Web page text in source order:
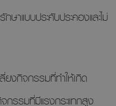
าแบบประคับประคองและไม่
งกิจกรรมที่ทำให้เกิด
กรรมที่มีแรงกระแทกสูง